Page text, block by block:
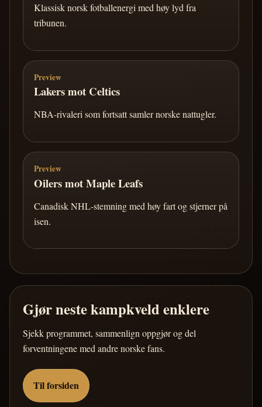
Klassisk norsk fotballenergi med høy lyd fra
tribunen.
Preview
Lakers mot Celtics
NBA-rivaleri som fortsatt samler norske nattugler.
Preview
Oilers mot Maple Leafs
Canadisk NHL-stemning med høy fart og stjerner på
isen.
Gjør neste kampkveld enklere
Sjekk programmet, sammenlign oppgjør og del
forventningene med andre norske fans.
Til forsiden